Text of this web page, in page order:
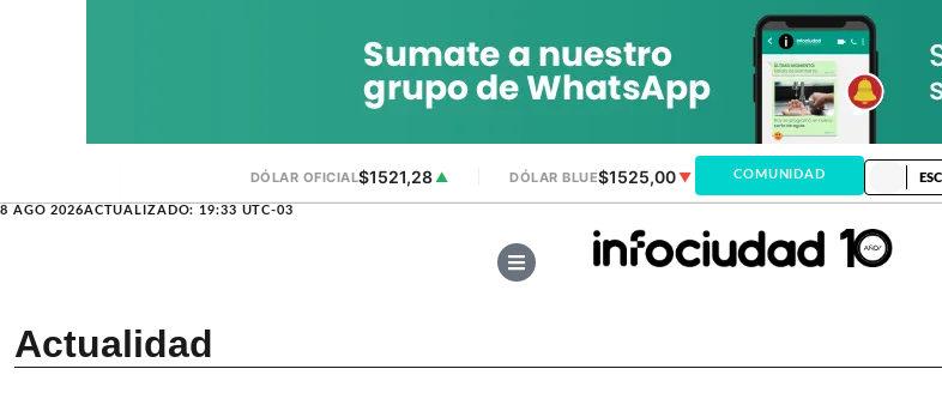
DÓLAR OFICIAL$1521,28 ▲ DÓLAR BLUE$1525,00▼ DÓLAR MEP ▲
8 AGO 2026ACTUALIZADO: 19:33 UTC-03
COMUNIDAD
Actualidad